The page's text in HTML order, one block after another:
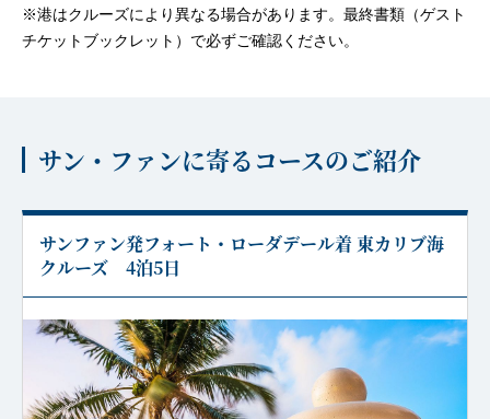
※港はクルーズにより異なる場合があります。最終書類（ゲスト
チケットブックレット）で必ずご確認ください。
サン・ファンに寄るコースのご紹介
サンファン発フォート・ローダデール着 東カリブ海
クルーズ 4泊5日